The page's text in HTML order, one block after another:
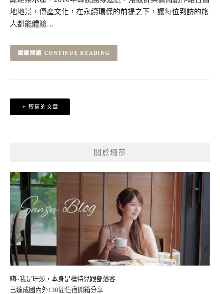
地地景，傳產文化，在永續環保的前提之下，讓每位到訪的旅
人都能體驗…
CONTINUE READING
文
章
較舊的文章
關於珊莎
嗨~我是珊莎，本身是模特兒跟部落客
已達成國內外130間住宿開箱分享